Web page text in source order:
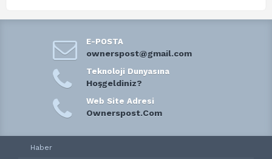
E-POSTA
ownerspost@gmail.com
Teknoloji Dunyasına
Hoşgeldiniz?
Web Site Adresi
Ownerspost.Com
Haber